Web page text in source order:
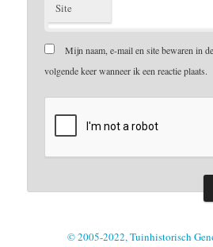
Site
Mijn naam, e-mail en site bewaren in
volgende keer wanneer ik een reactie plaats.
© 2005-2022, Tuinhistorisch